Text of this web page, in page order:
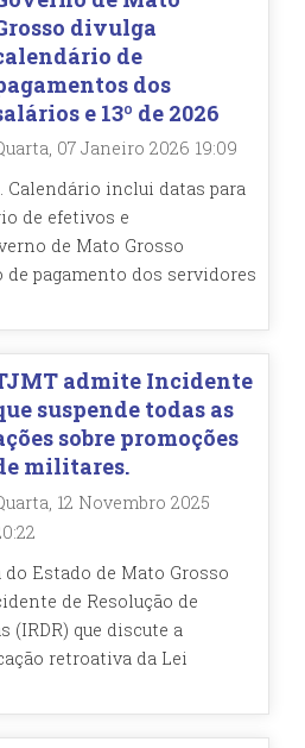
divulga
de
dos
e 13º de 2026
07 Janeiro 2026 19:09
Calendário inclui datas para
de efetivos e
de Mato Grosso
pagamento dos servidores
admite Incidente
suspende todas as
sobre promoções
militares.
12 Novembro 2025
Estado de Mato Grosso
de Resolução de
(IRDR) que discute a
retroativa da Lei